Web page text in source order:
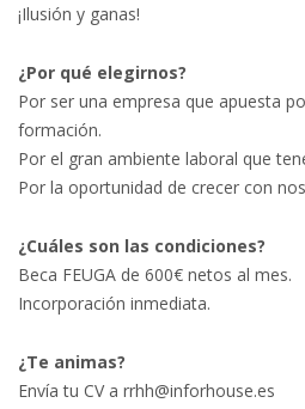
¡Ilusión y ganas!
¿Por qué elegirnos?
Por ser una empresa que apuesta
formación.
Por el gran ambiente laboral que
Por la oportunidad de crecer con
¿Cuáles son las condiciones?
Beca FEUGA de 600€ netos al mes.
Incorporación inmediata.
¿Te animas?
Envía tu CV a rrhh@inforhouse.es